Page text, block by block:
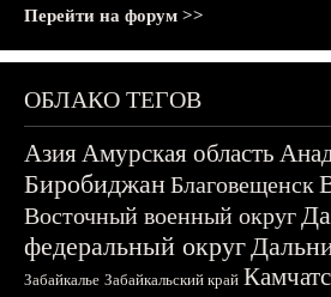
Перейти на форум >>
ОБЛАКО ТЕГОВ
АзияАмурская область
БиробиджанБлаговещенск
Восточный военный округ
федеральный округ
Забайкалье Забайкальский край